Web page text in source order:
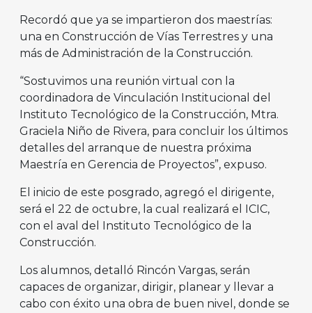
Recordó que ya se impartieron dos maestrías:
una en Construcción de Vías Terrestres y una
más de Administración de la Construcción.
“Sostuvimos una reunión virtual con la
coordinadora de Vinculación Institucional del
Instituto Tecnológico de la Construcción, Mtra.
Graciela Niño de Rivera, para concluir los últimos
detalles del arranque de nuestra próxima
Maestría en Gerencia de Proyectos”, expuso.
El inicio de este posgrado, agregó el dirigente,
será el 22 de octubre, la cual realizará el ICIC,
con el aval del Instituto Tecnológico de la
Construcción.
Los alumnos, detalló Rincón Vargas, serán
capaces de organizar, dirigir, planear y llevar a
cabo con éxito una obra de buen nivel, donde se